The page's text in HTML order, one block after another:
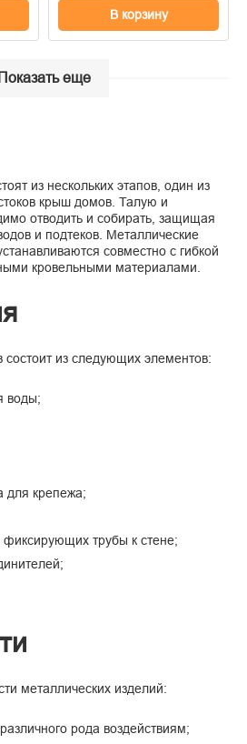
В корзину
Показать еще
из нескольких этапов, один из
крыш домов. Талую и
отводить и собирать, защищая
и подтеков. Металлические
совместно с гибкой
кровельными материалами.
состоит из следующих элементов:
воды;
для крепежа;
фиксирующих трубы к стене;
металлических изделий:
рода воздействиям;